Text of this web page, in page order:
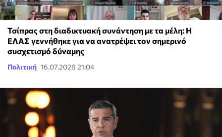
Τσίπρας στη διαδικτυακή συνάντηση με τα μέλη: Η
ΕΛΑΣ γεννήθηκε για να ανατρέψει τον σημερινό
συσχετισμό δύναμης
Πολιτική 16.07.2026 21:04